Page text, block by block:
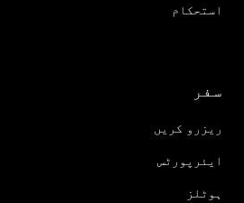
استحکام
سفر
ریزرو کریں
ایئرپورٹس
ہوٹلز